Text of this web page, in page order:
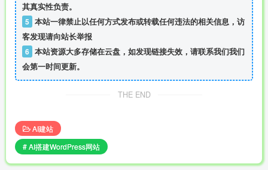
其真实性负责。
5 本站一律禁止以任何方式发布或转载任何违法的相关信息，访
客发现请向站长举报
6 本站资源大多存储在云盘，如发现链接失效，请联系我们我们
会第一时间更新。
THE END
AI建站
# AI搭建WordPress网站